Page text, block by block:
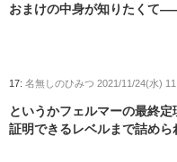
おまけの中身が知りたくて
17: 名無しのひみつ 2021/11/24(水)
というかフェルマーの最終
証明できるレベルまで詰めら